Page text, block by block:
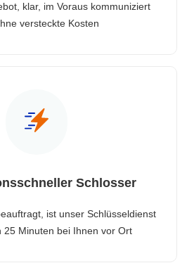
klar, im Voraus kommuniziert
versteckte Kosten
Schlosser
ist unser Schlüsseldienst
25 Minuten bei Ihnen vor Ort